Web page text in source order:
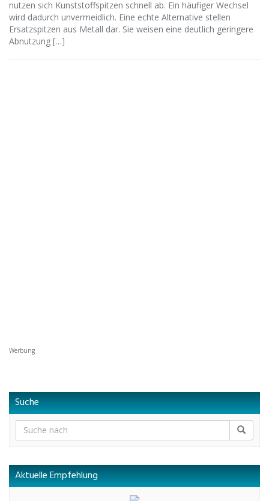
nutzen sich Kunststoffspitzen schnell ab. Ein häufiger Wechsel
wird dadurch unvermeidlich. Eine echte Alternative stellen
Ersatzspitzen aus Metall dar. Sie weisen eine deutlich geringere
Abnutzung […]
Werbung
Suche
Aktuelle Empfehlung